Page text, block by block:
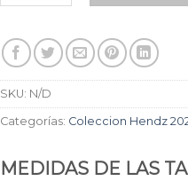
SKU: N/D
Categorías: Coleccion Hendz
MEDIDAS DE LAS